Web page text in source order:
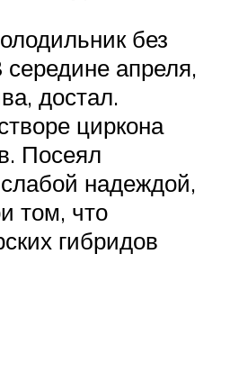
без
апреля,
достал.
циркона
Посеял
надеждой,
том, что
гибридов